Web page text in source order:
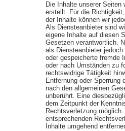
Die Inhalte unserer
erstellt. Für die
der Inhalte können wir
Als Diensteanbieter sind
eigene Inhalte auf diesen
Gesetzen verantwortlich.
als Diensteanbieter
oder gespeicherte fremde
oder nach Umständen zu
rechtswidrige Tätigkeit
Entfernung oder Sperrung
nach den allgemeinen
unberührt. Eine
dem Zeitpunkt der
Rechtsverletzung
entsprechenden
Inhalte umgehend